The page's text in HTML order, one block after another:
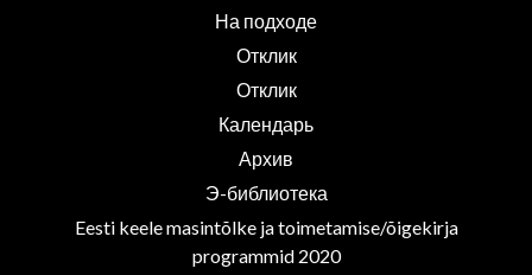
На подходе
Отклик
Отклик
Календарь
Архив
Э-библиотека
Eesti keele masintõlke ja toimetamise/õigekirja
programmid 2020